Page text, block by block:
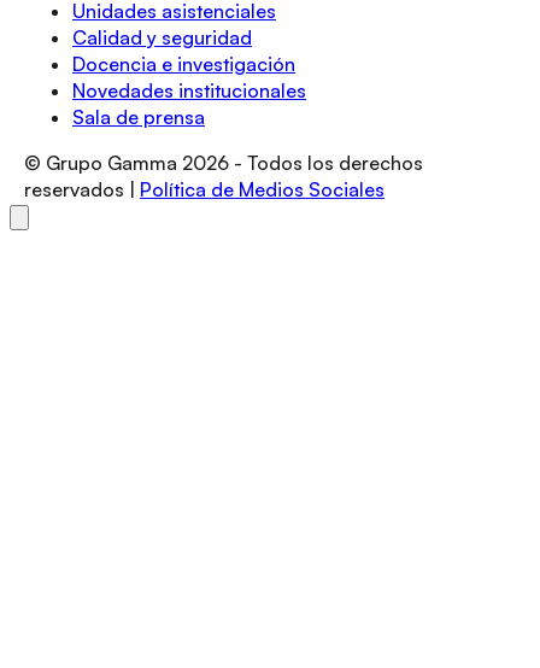
Unidades asistenciales
Calidad y seguridad
Docencia e investigación
Novedades institucionales
Sala de prensa
© Grupo Gamma 2026 - Todos los derechos
reservados |
Política de Medios Sociales